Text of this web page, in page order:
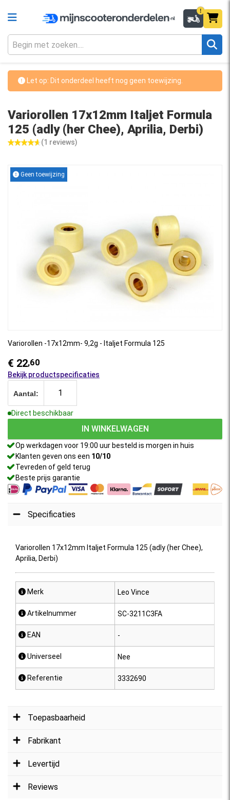
Let op: Dit onderdeel heeft nog geen toewijzing.
Variorollen 17x12mm Italjet Formula
125 (adly (her Chee), Aprilia, Derbi)
(1 reviews)
Geen toewijzing
Variorollen -17x12mm- 9,2g - Italjet Formula 125
€ 22,60
Bekijk productspecificaties
Aantal:
Direct beschikbaar
IN WINKELWAGEN
Op werkdagen voor 19:00 uur besteld is morgen in huis
Klanten geven ons een 10/10
Tevreden of geld terug
Beste prijs garantie
Specificaties
Variorollen 17x12mm Italjet Formula 125 (adly (her Chee),
Aprilia, Derbi)
Merk Leo Vince
Artikelnummer SC-3211C3FA
EAN -
Universeel Nee
Referentie 3332690
Toepasbaarheid
Fabrikant
Levertijd
Reviews